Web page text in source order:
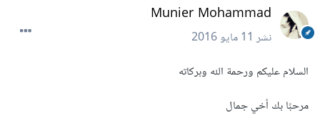
Munier Mohammad
نشر11 مايو 2016
السلام عليكم ورحمة الله وبركاته
مرحبًا بك أخي جمال